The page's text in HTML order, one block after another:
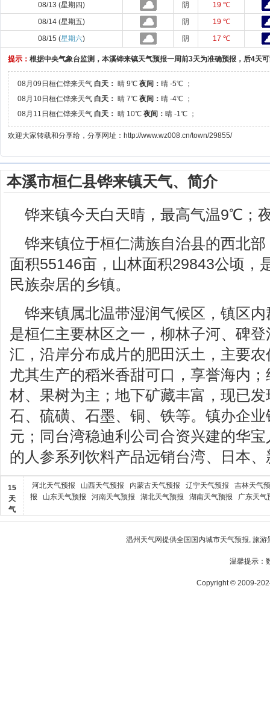
08/13 (星期四)
阴
19 ℃
08/14 (星期五)
阴
19 ℃
08/15 (星期六) 阴 17 ℃
提示： 根据中央气象台监测，本溪铧来镇天气预报一周前3天为准确预报，后4天
08月09日桓仁铧来天气 白天： 晴 9℃ 夜间： 晴 -5℃ ；
08月10日桓仁铧来天气 白天： 晴 7℃ 夜间： 晴 -4℃ ；
08月11日桓仁铧来天气 白天： 晴 10℃ 夜间： 晴 -1℃ ；
欢迎大家转载和分享给，分享网址：http://www.wz008.cn/town/29855/
本溪市桓仁县铧来镇天气、简介
铧来镇今天白天晴，最高气温9℃；
铧来镇位于桓仁满族自治县的西北
面积55146亩，山林面积29843公顷，
民族杂居的乡镇。
铧来镇属北温带湿润气候区，镇区
是桓仁主要林区之一，柳林子河、碑
汇，沿岸分布成片的肥田沃土，主要
尤其生产的稻米香甜可口，享誉海内
材、果树为主；地下矿藏丰富，现已
石、硫磺、石墨、铜、铁等。镇办企
元；同台湾稳迪利公司合资兴建的华
的人参系列饮料产品远销台湾、日本
15
天
气
河北天气预报 山西天气预报 内蒙古天气预报 辽宁天气预报
吉林天气
报
山东天气预报 河南天气预报 湖北天气预报 湖南天气预报 广东天气
温州天气网提供全国国内城市天气预报, 旅游
温馨提示：
Copyright © 2009-